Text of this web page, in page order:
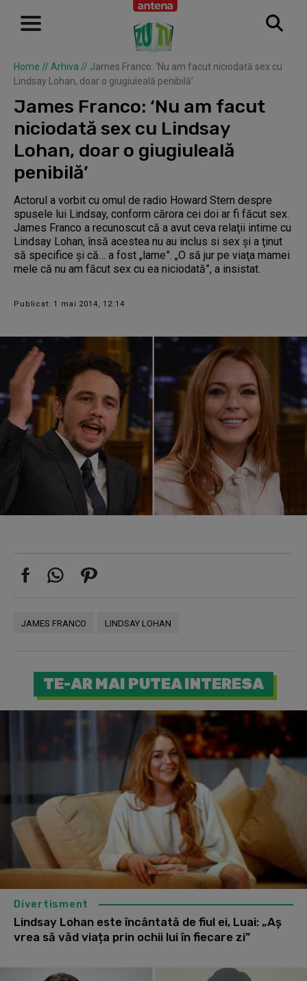
Home // Arhiva // James Franco: ‘Nu am facut niciodată sex cu
Lindsay Lohan, doar o giugiuleală penibilă’
James Franco: ‘Nu am facut
niciodată sex cu Lindsay
Lohan, doar o giugiuleală
penibilă’
Actorul a vorbit cu omul de radio Howard Stern despre
spusele lui Lindsay, conform cărora cei doi ar fi făcut sex.
James Franco a recunoscut că a avut ceva relaţii intime cu
Lindsay Lohan, însă acestea nu au inclus si sex şi a ţinut
să specifice şi că… a fost „lame”. „O să jur pe viaţa mamei
mele că nu am făcut sex cu ea niciodată”, a insistat.
Publicat: 1 mai 2014, 12:14
JAMES FRANCO LINDSAY LOHAN
TE-AR MAI PUTEA INTERESA
Divertisment
Lindsay Lohan este încântată de fiul ei, Luai: „Aș
vrea să văd viața prin ochii lui în fiecare zi”